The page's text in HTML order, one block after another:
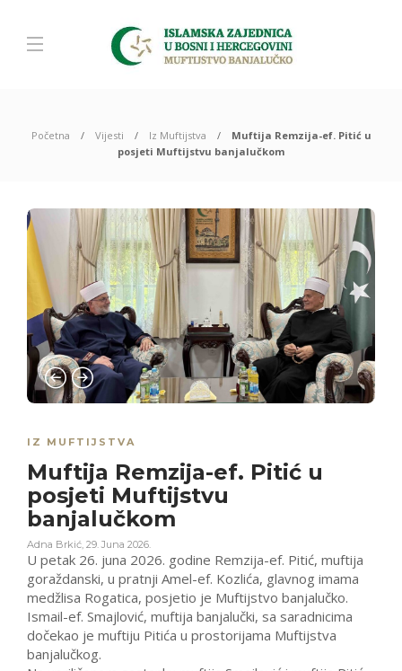
Početna Vijesti Iz Muftijstva
Muftija Remzija-ef. Pitić u
posjeti Muftijstvu banjalučkom
IZ MUFTIJSTVA
Muftija Remzija-ef. Pitić u
posjeti Muftijstvu
banjalučkom
Adna Brkić, 29. Juna 2026.
U petak 26. juna 2026. godine Remzija-ef. Pitić, muftija
goraždanski, u pratnji Amel-ef. Kozlića, glavnog imama
medžlisa Rogatica, posjetio je Muftijstvo banjalučko.
Ismail-ef. Smajlović, muftija banjalučki, sa saradnicima
dočekao je muftiju Pitića u prostorijama Muftijstva
banjalučkog.